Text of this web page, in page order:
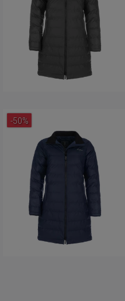
-50%